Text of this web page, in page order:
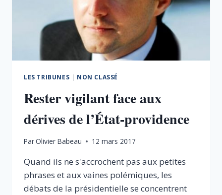
LES TRIBUNES | NON CLASSÉ
Rester vigilant face aux
dérives de l’État-providence
ParOlivier Babeau 12 mars 2017
Quand ils ne s'accrochent pas aux petites
phrases et aux vaines polémiques, les
débats de la présidentielle se concentrent